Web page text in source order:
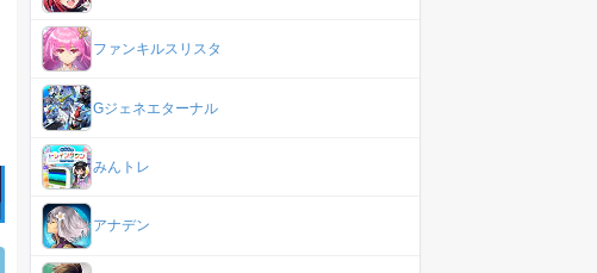
ファンキルスリスタ
Gジェネエターナル
みんトレ
アナデン